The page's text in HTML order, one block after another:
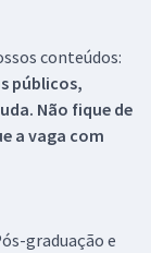
conteúdos:
públicos,
Não fique de
a vaga com
graduação e